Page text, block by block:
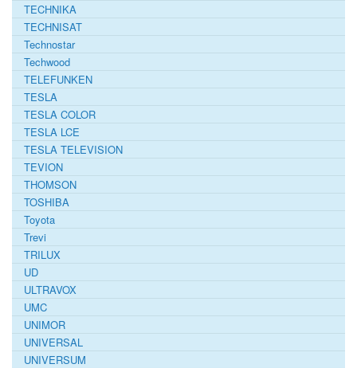
TECHNIKA
TECHNISAT
Technostar
Techwood
TELEFUNKEN
TESLA
TESLA COLOR
TESLA LCE
TESLA TELEVISION
TEVION
THOMSON
TOSHIBA
Toyota
Trevi
TRILUX
UD
ULTRAVOX
UMC
UNIMOR
UNIVERSAL
UNIVERSUM